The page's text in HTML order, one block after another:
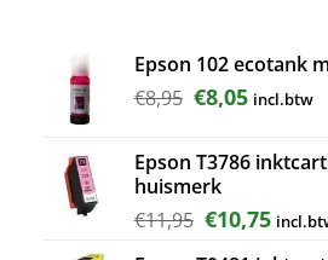
Epson 102 ecotank
€8,95 Oorspronkelijke
€8,95.
€8,05Huidige
€8,05.
incl.btw
Epson T3786
huismerk
€11,95 €10,75